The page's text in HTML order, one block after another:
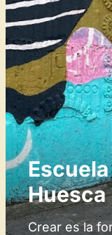
Huesca
Crear es la